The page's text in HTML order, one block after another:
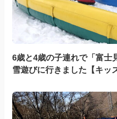
6歳と4歳の子連れで「富士
雪遊びに行きました【キッ